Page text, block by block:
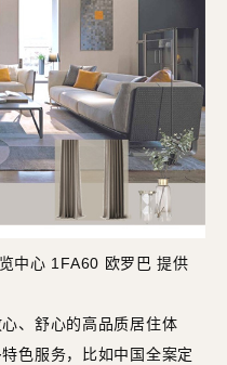
中心 1FA60 欧罗巴 提供
、舒心的高品质居住体
色服务，比如中国全案定